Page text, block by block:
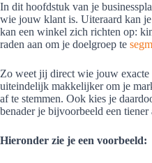
In dit hoofdstuk van je
wie jouw klant is. Uiteraard kan
kan een winkel zich richten op:
raden aan om je doelgroep te
Zo weet jij direct wie jouw
uiteindelijk makkelijker om je
af te stemmen. Ook kies je
benader je bijvoorbeeld een tiener
Hieronder zie je een voorbeeld: